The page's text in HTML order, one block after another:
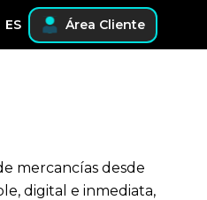
ES Área Cliente
mercancías desde
digital e inmediata,